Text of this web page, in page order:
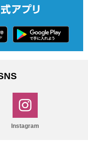
Instagram